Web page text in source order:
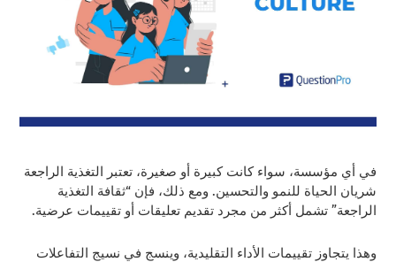
في أي مؤسسة، سواء كانت كبيرة أو صغيرة، تعتبر التغذية الراجعة
شريان الحياة للنمو والتحسين. ومع ذلك، فإن “ثقافة التغذية
الراجعة” تشمل أكثر من مجرد تقديم تعليقات أو تقييمات عرضية.
وهذا يتجاوز تقييمات الأداء التقليدية، وينسج في نسيج التفاعلات